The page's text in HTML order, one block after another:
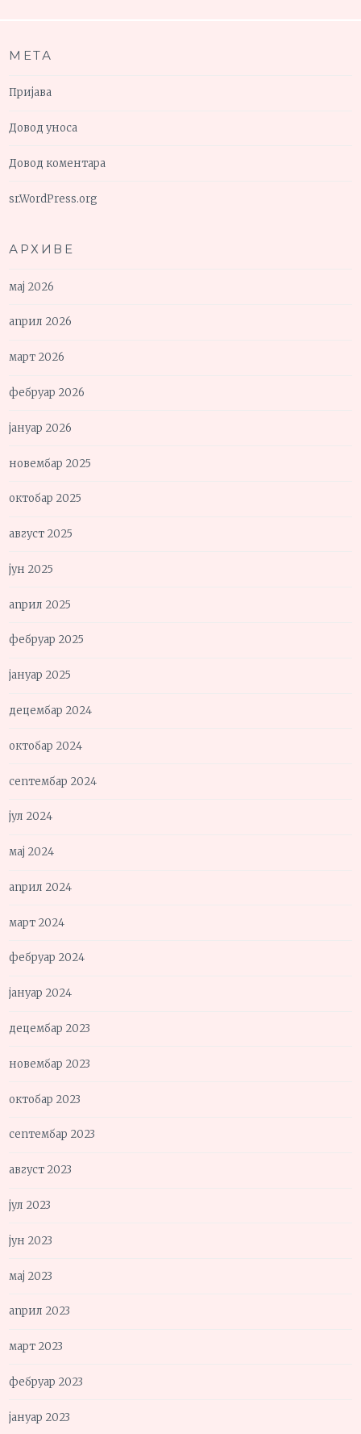
МЕТА
Пријава
Довод уноса
Довод коментара
sr.WordPress.org
АРХИВЕ
мај 2026
април 2026
март 2026
фебруар 2026
јануар 2026
новембар 2025
октобар 2025
август 2025
јун 2025
април 2025
фебруар 2025
јануар 2025
децембар 2024
октобар 2024
септембар 2024
јул 2024
мај 2024
април 2024
март 2024
фебруар 2024
јануар 2024
децембар 2023
новембар 2023
октобар 2023
септембар 2023
август 2023
јул 2023
јун 2023
мај 2023
април 2023
март 2023
фебруар 2023
јануар 2023